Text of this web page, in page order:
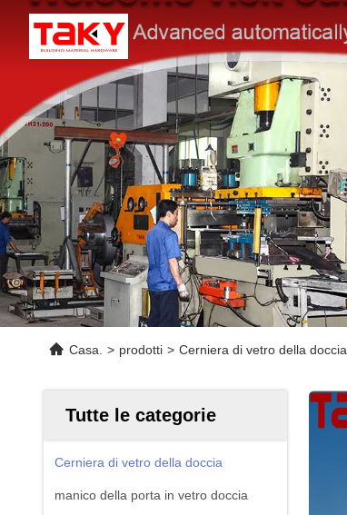
Casa. > prodotti > Cerniera di vetro della doccia
Tutte le categorie
Cerniera di vetro della doccia
manico della porta in vetro doccia